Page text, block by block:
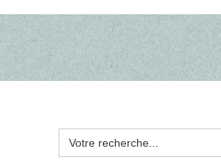
Search
for: